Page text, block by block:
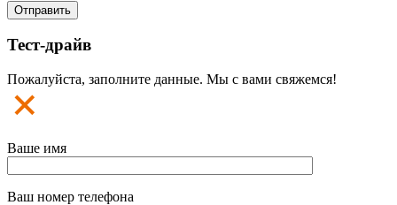
Тест-драйв
Пожалуйста, заполните данные. Мы с вами свяжемся!
Ваше имя
Ваш номер телефона